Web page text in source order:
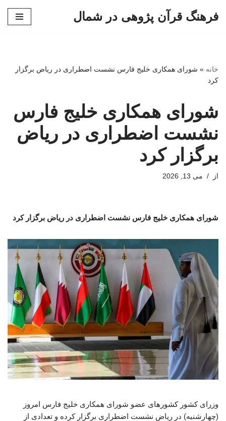
فرهنگ قرآن پژوهی در شمال
خانه » شورای همکاری خلیج فارس نشست اضطراری در ریاض برگزار
کرد
شورای همکاری خلیج فارس
نشست اضطراری در ریاض
برگزار کرد
از می 13, 2026
شورای همکاری خلیج فارس نشست اضطراری در ریاض برگزار کرد
وزرای کشور کشورهای عضو شورای همکاری خلیج فارس امروز
(چهارشنبه) در ریاض نشست اضطراری برگزار کرده و تعدادی از